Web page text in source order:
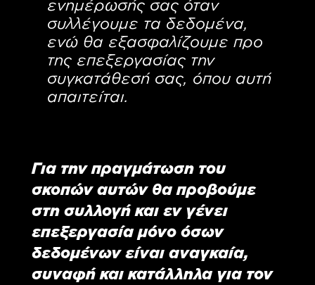
ενημέρωσής σας όταν
συλλέγουμε τα δεδομένα,
ενώ θα εξασφαλίζουμε προ
της επεξεργασίας την
συγκατάθεσή σας, όπου αυτή
απαιτείται.
Για την πραγμάτωση του
σκοπών αυτών θα προβούμε
στη συλλογή και εν γένει
επεξεργασία μόνο όσων
δεδομένων είναι αναγκαία,
συναφή και κατάλληλα για τον